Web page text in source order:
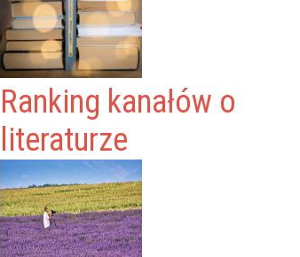
Ranking kanałów o
literaturze